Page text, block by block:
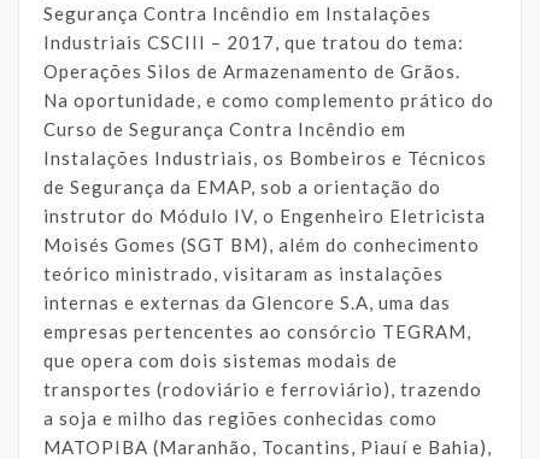
Segurança Contra Incêndio em Instalações
Industriais CSCIII – 2017, que tratou do tema:
Operações Silos de Armazenamento de Grãos.
Na oportunidade, e como complemento prático do
Curso de Segurança Contra Incêndio em
Instalações Industriais, os Bombeiros e Técnicos
de Segurança da EMAP, sob a orientação do
instrutor do Módulo IV, o Engenheiro Eletricista
Moisés Gomes (SGT BM), além do conhecimento
teórico ministrado, visitaram as instalações
internas e externas da Glencore S.A, uma das
empresas pertencentes ao consórcio TEGRAM,
que opera com dois sistemas modais de
transportes (rodoviário e ferroviário), trazendo
a soja e milho das regiões conhecidas como
MATOPIBA (Maranhão, Tocantins, Piauí e Bahia),